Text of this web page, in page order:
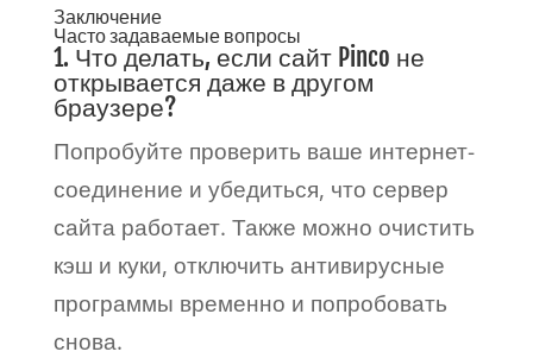
Заключение
Часто задаваемые вопросы
1. Что делать, если сайт Pinco не
открывается даже в другом
браузере?
Попробуйте проверить ваше интернет-
соединение и убедиться, что сервер
сайта работает. Также можно очистить
кэш и куки, отключить антивирусные
программы временно и попробовать
снова.